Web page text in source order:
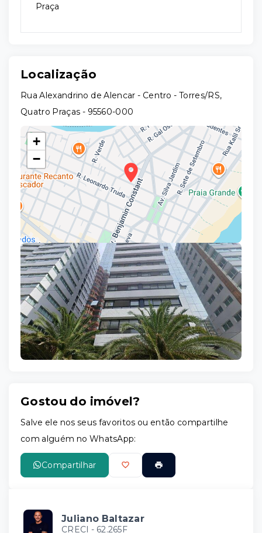
Praça
Localização
Rua Alexandrino de Alencar - Centro - Torres/RS,
Quatro Praças - 95560-000
+
−
Leaflet
Gostou do imóvel?
Salve ele nos seus favoritos ou então compartilhe
com alguém no WhatsApp:
Compartilhar
Juliano Baltazar
CRECI - 62.265F